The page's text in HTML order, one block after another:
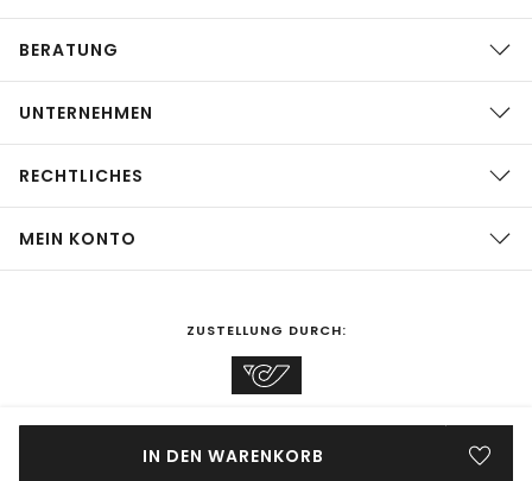
IN DEN WARENKORB
BERATUNG
UNTERNEHMEN
RECHTLICHES
MEIN KONTO
ZUSTELLUNG DURCH: